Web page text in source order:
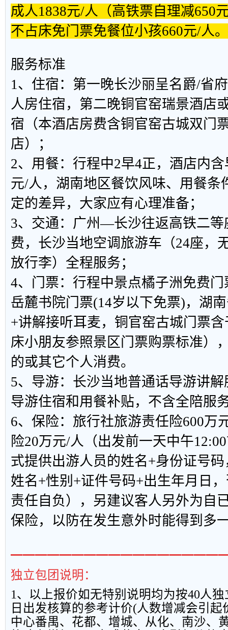
成人1838元/人（高铁票自理减650
不占床免门票免餐位小孩660元/人。
服务标准
1、住宿：第一晚长沙丽呈名爵/省
人房住宿，第二晚铜官窑瑞景酒店
宿（本酒店房费含铜官窑古城双门
店）；
2、用餐：行程中2早4正，酒店内
元/人，湖南地区餐饮风味、用餐条
定的差异，大家应有心理准备；
3、交通：广州—长沙往返高铁二等
费，长沙当地空调旅游车（24座，
放行李）全程服务；
4、门票：行程中景点橘子洲免费
岳麓书院门票(14岁以下免票)，湖
+讲解接听耳麦，铜官窑古城门票
床小朋友参照景区门票购票标准）
的或其它个人消费。
5、导游：长沙当地普通话导游讲
导游住宿和用餐补贴，不含全陪服
6、保险：旅行社旅游责任险600万
险20万元/人（出发前一天中午
式提供出游人员的姓名+身份证号
姓名+性别+证件号码+出生年月日
责任自负），另建议客人另外为自
保险，以防在发生意外时能得到多
独立包团说明：
1、以上报价如无特别说明均为按40人
日出发核算的参考计价(人数增减会引起
中心番禺、花都、增城、从化、南沙、